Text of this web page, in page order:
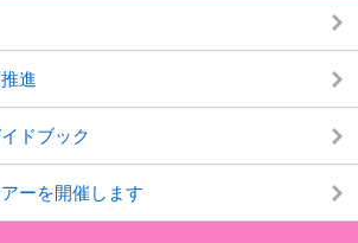
進
ドブック
ーを開催します